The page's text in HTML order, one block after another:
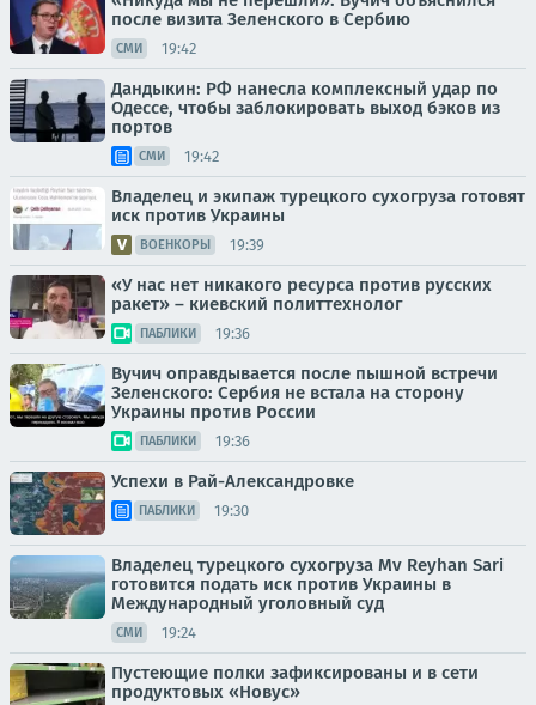
после визита Зеленского в Сербию
СМИ 19:42
Дандыкин: РФ нанесла комплексный удар по
Одессе, чтобы заблокировать выход бэков из
портов
СМИ 19:42
Владелец и экипаж турецкого сухогруза готовят
иск против Украины
ВОЕНКОРЫ 19:39
«У нас нет никакого ресурса против русских
ракет» – киевский политтехнолог
ПАБЛИКИ 19:36
Вучич оправдывается после пышной встречи
Зеленского: Сербия не встала на сторону
Украины против России
ПАБЛИКИ 19:36
Успехи в Рай-Александровке
ПАБЛИКИ 19:30
Владелец турецкого сухогруза Mv Reyhan Sari
готовится подать иск против Украины в
Международный уголовный суд
СМИ 19:24
Пустеющие полки зафиксированы и в сети
продуктовых «Новус»